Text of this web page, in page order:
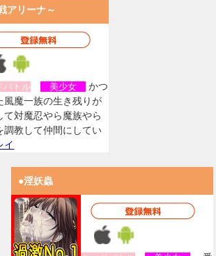
アリーナ～
バトル 美少女
かつ
風魔一族の生き残りが
対魔忍やら魔族やら
調教して仲間にしてい
イ
●淫妖蟲